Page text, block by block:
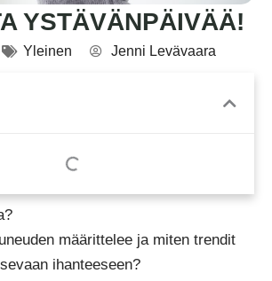
YSTÄVÄNPÄIVÄÄ!
Yleinen Jenni Levävaara
määrittelee ja miten trendit
ihanteeseen?